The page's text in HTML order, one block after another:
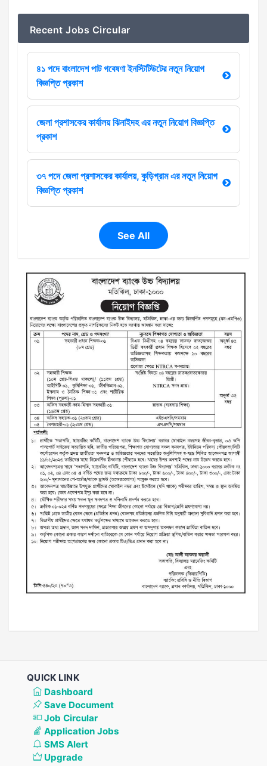
Recent Jobs Circular
৪১ পদে বাংলাদেশ পাট গবেষণা ইনস্টিটিউটের নতুন নিয়োগ
বিজ্ঞপ্তি প্রকাশ
জেলা প্রশাসকের কার্যালয় ঝিনাইদহ এর নতুন নিয়োগ বিজ্ঞপ্তি
প্রকাশ
৩৭ পদে জেলা প্রশাসকের কার্যালয়, কুড়িগ্রাম এর নতুন নিয়োগ
বিজ্ঞপ্তি প্রকাশ
See All
QUICK LINK
Dashboard
Save Document
Job Circular
Application Jobs
SMS Alert
Upgrade